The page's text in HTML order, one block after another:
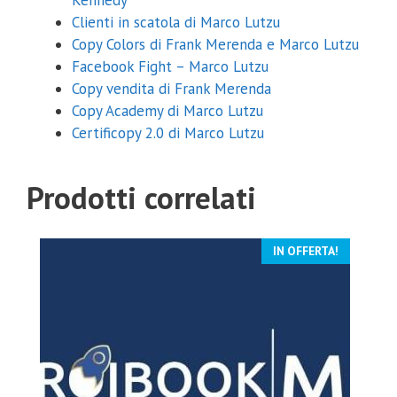
Clienti in scatola di Marco Lutzu
Copy Colors di Frank Merenda e Marco Lutzu
Facebook Fight – Marco Lutzu
Copy vendita di Frank Merenda
Copy Academy di Marco Lutzu
Certificopy 2.0 di Marco Lutzu
Prodotti correlati
IN OFFERTA!